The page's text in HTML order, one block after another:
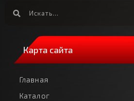
Карта сайта
Главная
Каталог